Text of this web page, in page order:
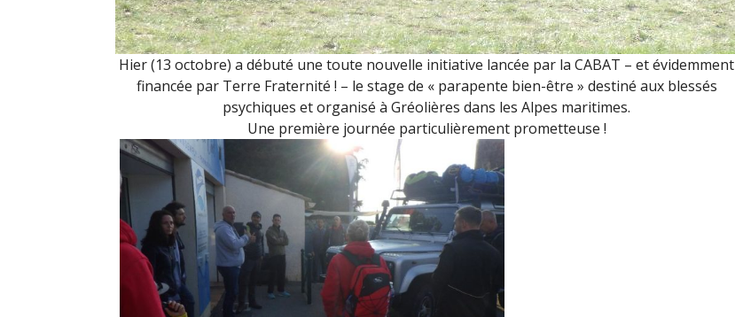
Hier (13 octobre) a débuté une toute nouvelle initiative lancée par la CABAT – et évidemment
financée par Terre Fraternité ! – le stage de « parapente bien-être » destiné aux blessés
psychiques et organisé à Gréolières dans les Alpes maritimes.
Une première journée particulièrement prometteuse !